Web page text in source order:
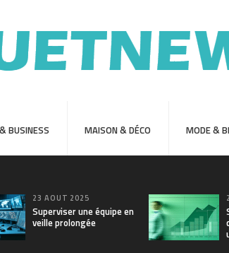
BUSINESS MAISON & DÉCO MODE &
23 AOÛT 2025
Superviser une équipe en
veille prolongée